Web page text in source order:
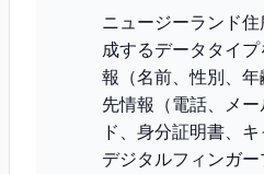
ニュージーランド
成するデータタイ
報（名前、性別、
先情報（電話、メ
ド、身分証明書、
デジタルフィンガ